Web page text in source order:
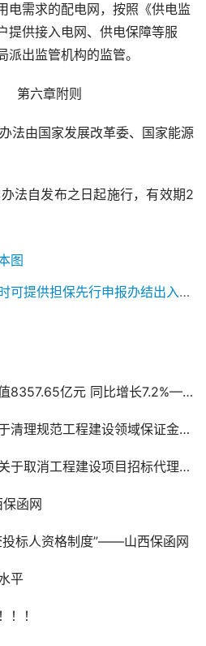
电需求的配电网，按照《供电监
提供接入电网、供电保障等服
出监管机构的监管。
第六章附则
法由国家发展改革委、国家能源
办法自发布之日起施行，有效期2
图
提供担保先行申报办结出入境手续
亿元 同比增长7.2%——山西保函网
规范工程建设领域保证金的通知》
目招标代理机构资格认定加强事中事后监管的通知
函网
投标人资格制度”——山西保函网
平
！！